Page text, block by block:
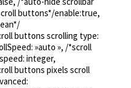
buttons*/enable:true,
buttons scrolling type:
»auto », /*scroll
integer,
buttons pixels scroll